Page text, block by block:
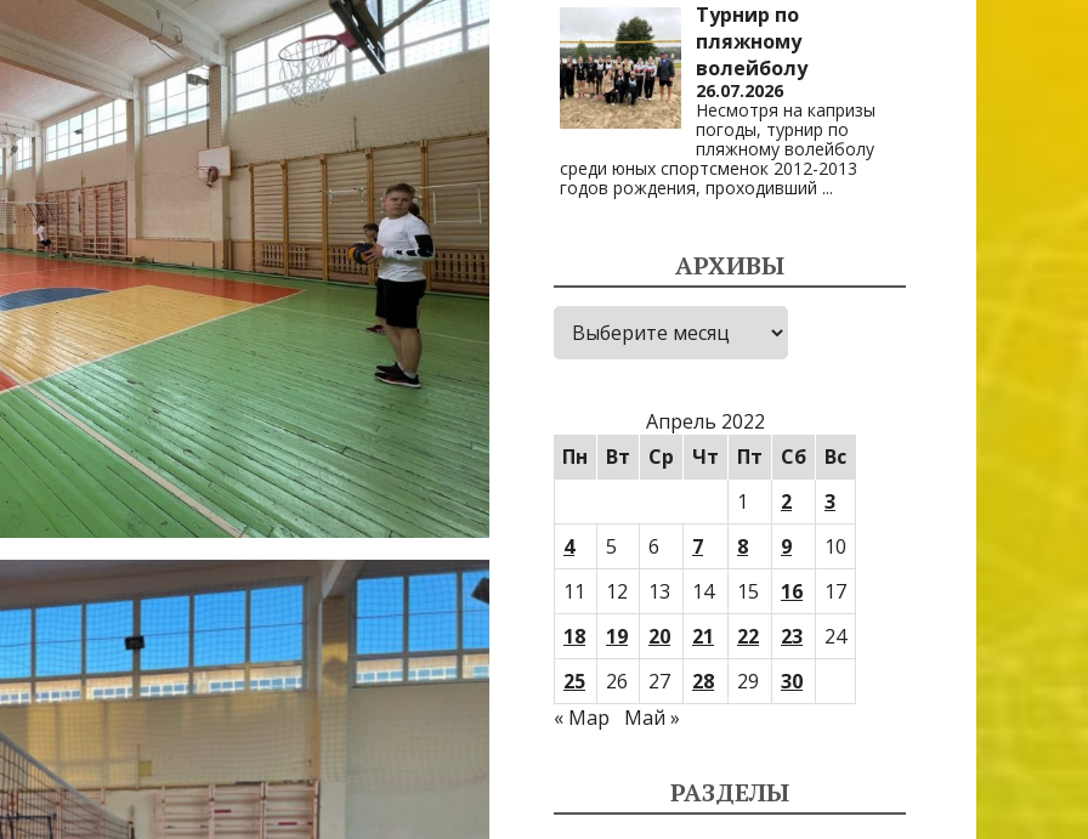
Турнир по
пляжному
волейболу
26.07.2026
Несмотря на капризы
погоды, турнир по
пляжному волейболу
среди юных спортсменок 2012-2013
годов рождения, проходивший ...
АРХИВЫ
Архивы
Апрель 2022
Пн
Вт Ср Чт Пт Сб
Вс
1
2
3
4
5 6 7 8 9
10
11
12 13 14 15 16
17
18
19 20 21 22 23
24
25
26 27 28 29
30
« Мар
Май »
РАЗДЕЛЫ